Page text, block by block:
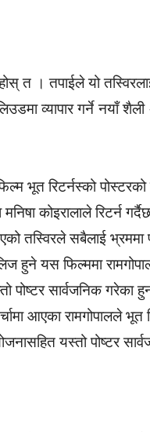
त । तपाईले यो
व्यापार गर्ने नयाँ
भूत रिटर्नस्को
कोइरालाले रिटर्न
तस्विरले सबैलाई
हुने यस फिल्ममा
पोष्टर सार्वजनिक गरेका
आएका रामगोपालले भूत
यस्तो पोष्टर